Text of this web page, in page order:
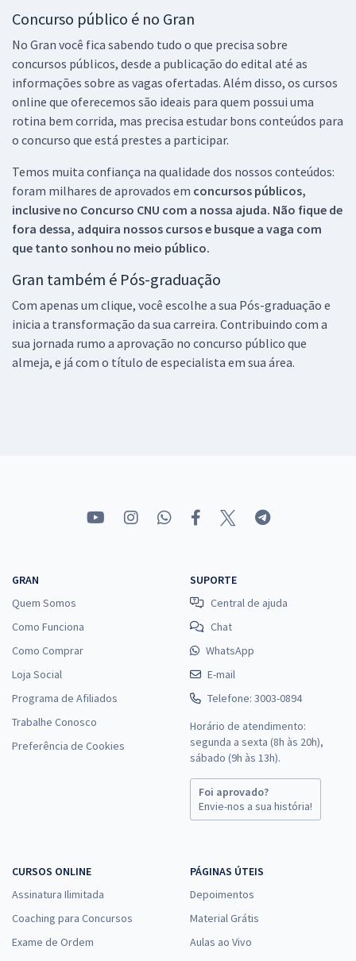
Concurso público é no Gran
No Gran você fica sabendo tudo o que precisa sobre
concursos públicos, desde a publicação do edital até as
informações sobre as vagas ofertadas. Além disso, os cursos
online que oferecemos são ideais para quem possui uma
rotina bem corrida, mas precisa estudar bons conteúdos para
o concurso que está prestes a participar.
Temos muita confiança na qualidade dos nossos conteúdos:
foram milhares de aprovados em concursos públicos,
inclusive no Concurso CNU com a nossa ajuda. Não fique de
fora dessa, adquira nossos cursos e busque a vaga com
que tanto sonhou no meio público.
Gran também é Pós-graduação
Com apenas um clique, você escolhe a sua Pós-graduação e
inicia a transformação da sua carreira. Contribuindo com a
sua jornada rumo a aprovação no concurso público que
almeja, e já com o título de especialista em sua área.
GRAN
Quem Somos
Como Funciona
Como Comprar
Loja Social
Programa de Afiliados
Trabalhe Conosco
Preferência de Cookies
SUPORTE
Central de ajuda
Chat
WhatsApp
E-mail
Telefone: 3003-0894
Horário de atendimento:
segunda a sexta (8h às 20h),
sábado (9h às 13h).
Foi aprovado?
Envie-nos a sua história!
CURSOS ONLINE
Assinatura Ilimitada
Coaching para Concursos
Exame de Ordem
PÁGINAS ÚTEIS
Depoimentos
Material Grátis
Aulas ao Vivo